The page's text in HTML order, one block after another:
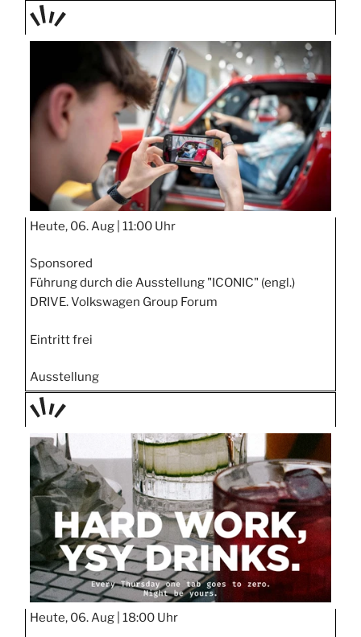
TAGE
Heute, 06. Aug | 11:00 Uhr
Sponsored
Führung durch die Ausstellung "ICONIC" (engl.)
DRIVE. Volkswagen Group Forum
Eintritt frei
Ausstellung
TAGE
STIPP
Heute, 06. Aug | 18:00 Uhr